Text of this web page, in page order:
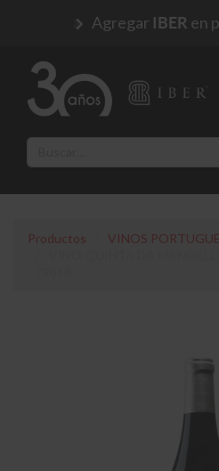
Agregar IBER en
Productos
VINOS